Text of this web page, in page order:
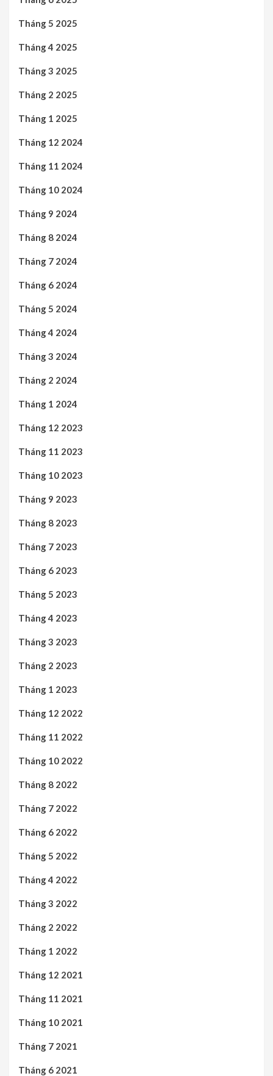
Tháng 5 2025
Tháng 4 2025
Tháng 3 2025
Tháng 2 2025
Tháng 1 2025
Tháng 12 2024
Tháng 11 2024
Tháng 10 2024
Tháng 9 2024
Tháng 8 2024
Tháng 7 2024
Tháng 6 2024
Tháng 5 2024
Tháng 4 2024
Tháng 3 2024
Tháng 2 2024
Tháng 1 2024
Tháng 12 2023
Tháng 11 2023
Tháng 10 2023
Tháng 9 2023
Tháng 8 2023
Tháng 7 2023
Tháng 6 2023
Tháng 5 2023
Tháng 4 2023
Tháng 3 2023
Tháng 2 2023
Tháng 1 2023
Tháng 12 2022
Tháng 11 2022
Tháng 10 2022
Tháng 8 2022
Tháng 7 2022
Tháng 6 2022
Tháng 5 2022
Tháng 4 2022
Tháng 3 2022
Tháng 2 2022
Tháng 1 2022
Tháng 12 2021
Tháng 11 2021
Tháng 10 2021
Tháng 7 2021
Tháng 6 2021